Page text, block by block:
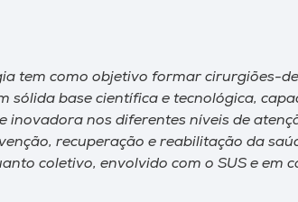
tem como objetivo formar cirurgiões-
sólida base científica e tecnológica,
inovadora nos diferentes níveis de
recuperação e reabilitação da
coletivo, envolvido com o SUS e em